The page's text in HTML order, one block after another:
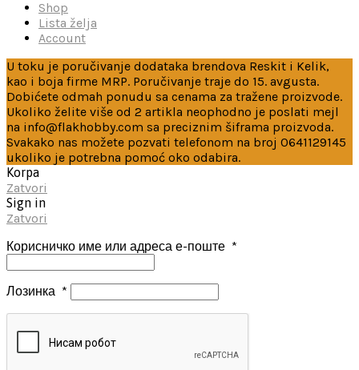
Shop
Lista želja
Account
U toku je poručivanje dodataka brendova Reskit i Kelik,
kao i boja firme MRP. Poručivanje traje do 15. avgusta.
Dobićete odmah ponudu sa cenama za tražene proizvode.
Ukoliko želite više od 2 artikla neophodno je poslati mejl
na info@flakhobby.com sa preciznim šiframa proizvoda.
Svakako nas možete pozvati telefonom na broj 0641129145
ukoliko je potrebna pomoć oko odabira.
Korpa
Zatvori
Sign in
Zatvori
Корисничко име или адреса е-поште *
Лозинка *